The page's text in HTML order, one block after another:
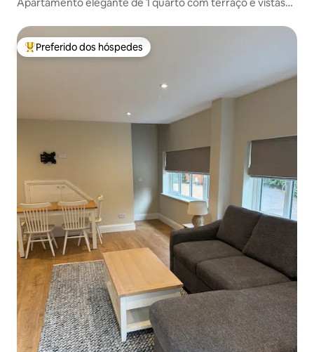
Entre os melhores preferidos dos hóspedes
Preferido dos hóspedes